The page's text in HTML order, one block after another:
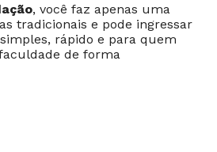
, você faz apenas uma
tradicionais e pode ingressar
rápido e para quem
de forma